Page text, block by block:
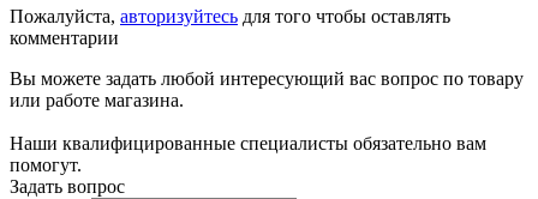
Пожалуйста, авторизуйтесь для того чтобы оставлять
комментарии
Вы можете задать любой интересующий вас вопрос по товару
или работе магазина.
Наши квалифицированные специалисты обязательно вам
помогут.
Задать вопрос